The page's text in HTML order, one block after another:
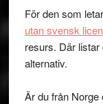
För den som
utan svensk
resurs. Där listar
alternativ.
Är du från